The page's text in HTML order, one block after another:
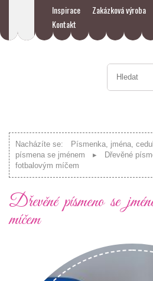
Inspirace Zakázková výroba
Kontakt
Nacházíte se: Písmenka, jména,
písmena se jménem
Dřevěné
fotbalovým míčem
Dřevěné písmeno se
míčem